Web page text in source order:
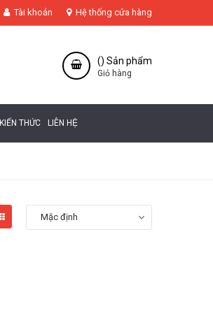
Tài khoản Hệ thống cửa hàng
() Sản phẩm
Giỏ hàng
KIẾN THỨC LIÊN HỆ
Mặc định